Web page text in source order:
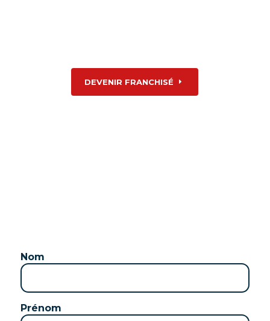
DEVENIR FRANCHISÉ
Nom
Prénom